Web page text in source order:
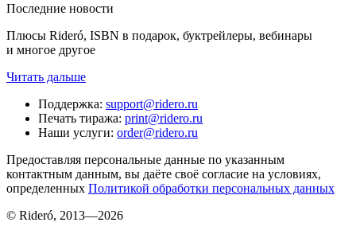
Последние новости
Плюсы Rideró, ISBN в подарок, буктрейлеры, вебинары
и многое другое
Читать дальше
Поддержка: support@ridero.ru
Печать тиража: print@ridero.ru
Наши услуги: order@ridero.ru
Предоставляя персональные данные по указанным
контактным данным, вы даёте своё согласие на условиях,
определенных Политикой обработки персональных данных
© Rideró, 2013—2026